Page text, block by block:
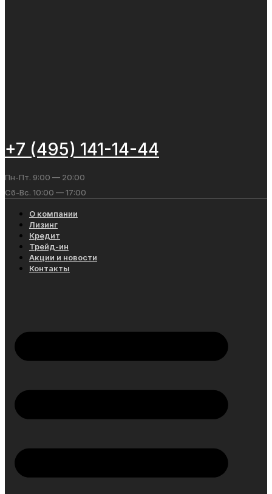
+7 (495) 141-14-44
Пн-Пт. 9:00 — 20:00
Сб-Вс. 10:00 — 17:00
О компании
Лизинг
Кредит
Трейд-ин
Акции и новости
Контакты